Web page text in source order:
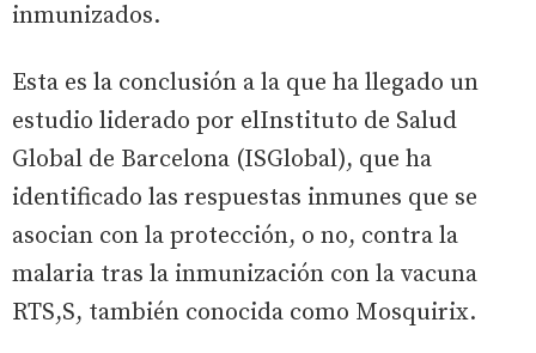
inmunizados.
Esta es la conclusión a la que ha llegado un
estudio liderado por elInstituto de Salud
Global de Barcelona (ISGlobal), que ha
identificado las respuestas inmunes que se
asocian con la protección, o no, contra la
malaria tras la inmunización con la vacuna
RTS,S, también conocida como Mosquirix.